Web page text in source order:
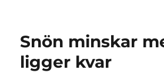
Snön minskar
ligger kvar